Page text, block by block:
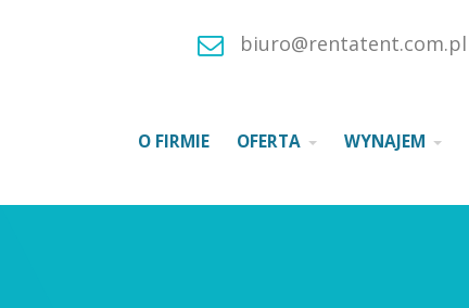
biuro@rentatent.com.pl
O FIRMIE OFERTA WYNAJEM